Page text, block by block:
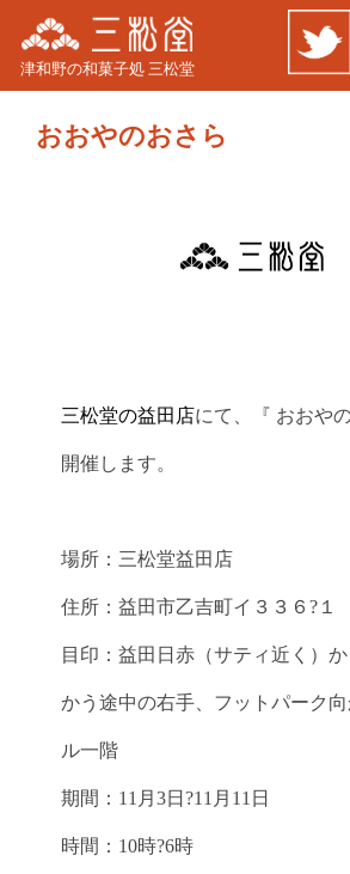
津和野の和菓子処 三松堂
おおやのおさら
三松堂の益田店にて、『 おおや
開催します。
場所：三松堂益田店
住所：益田市乙吉町イ３３６?１
目印：益田日赤（サティ近く）
かう途中の右手、フットパーク
ル一階
期間：11月3日?11月11日
時間：10時?6時